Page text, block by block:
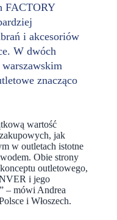
FACTORY
i akcesoriów
W dwóch
znacząco
wartość
jak
w outletach istotne
Obie strony
outletowego,
i jego
– mówi Andrea
i Włoszech.